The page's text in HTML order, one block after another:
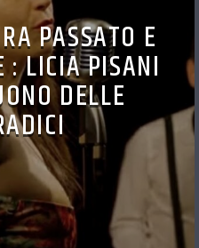
PASSATO E
: LICIA PISANI
DELLE